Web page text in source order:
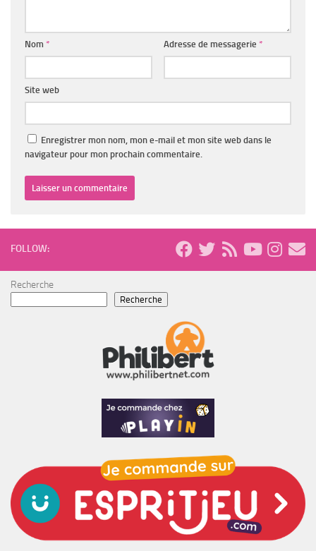
Nom * Adresse de messagerie *
Site web
Enregistrer mon nom, mon e-mail et mon site web dans le
navigateur pour mon prochain commentaire.
FOLLOW:
Recherche
Recherche